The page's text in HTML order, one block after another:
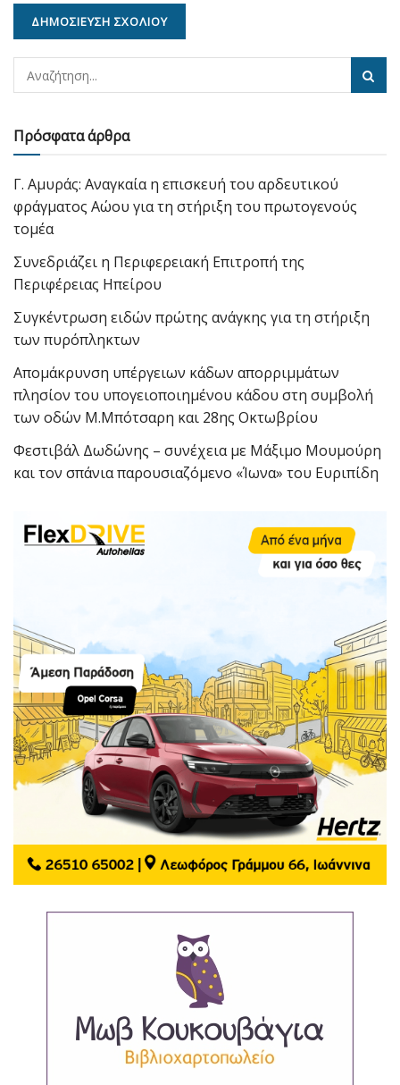
Πρόσφατα άρθρα
Γ. Αμυράς: Αναγκαία η επισκευή του αρδευτικού
φράγματος Αώου για τη στήριξη του πρωτογενούς
τομέα
Συνεδριάζει η Περιφερειακή Επιτροπή της
Περιφέρειας Ηπείρου
Συγκέντρωση ειδών πρώτης ανάγκης για τη στήριξη
των πυρόπληκτων
Απομάκρυνση υπέργειων κάδων απορριμμάτων
πλησίον του υπογειοποιημένου κάδου στη συμβολή
των οδών Μ.Μπότσαρη και 28ης Οκτωβρίου
Φεστιβάλ Δωδώνης – συνέχεια με Μάξιμο Μουμούρη
και τον σπάνια παρουσιαζόμενο «Ίωνα» του Ευριπίδη